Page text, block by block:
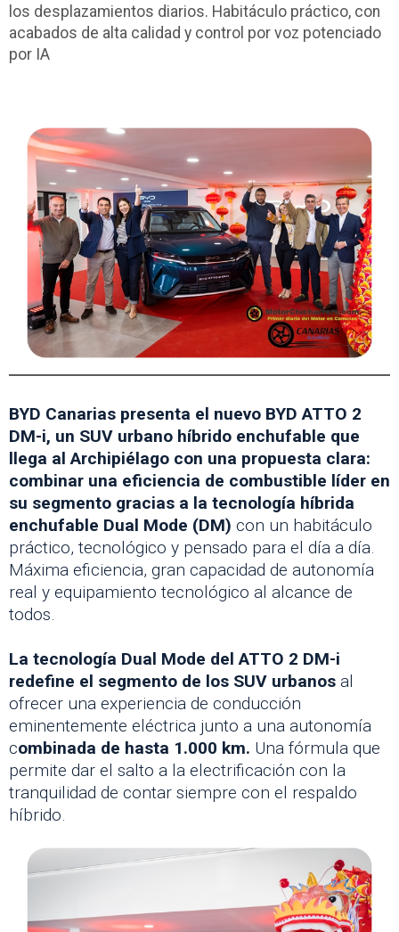
los desplazamientos diarios. Habitáculo práctico, con
acabados de alta calidad y control por voz potenciado
por IA
BYD Canarias presenta el nuevo BYD ATTO 2
DM-i, un SUV urbano híbrido enchufable que
llega al Archipiélago con una propuesta clara:
combinar una eficiencia de combustible líder en
su segmento gracias a la tecnología híbrida
enchufable Dual Mode (DM) con un habitáculo
práctico, tecnológico y pensado para el día a día.
Máxima eficiencia, gran capacidad de autonomía
real y equipamiento tecnológico al alcance de
todos.
La tecnología Dual Mode del ATTO 2 DM-i
redefine el segmento de los SUV urbanos al
ofrecer una experiencia de conducción
eminentemente eléctrica junto a una autonomía
combinada de hasta 1.000 km. Una fórmula que
permite dar el salto a la electrificación con la
tranquilidad de contar siempre con el respaldo
híbrido.